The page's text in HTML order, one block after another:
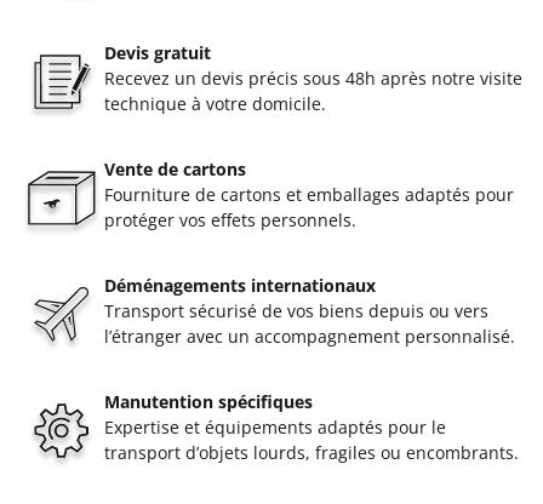
Devis gratuit
Recevez un devis précis sous 48h après notre visite
technique à votre domicile.
Vente de cartons
Fourniture de cartons et emballages adaptés pour
protéger vos effets personnels.
Déménagements internationaux
Transport sécurisé de vos biens depuis ou vers
l’étranger avec un accompagnement personnalisé.
Manutention spécifiques
Expertise et équipements adaptés pour le
transport d’objets lourds, fragiles ou encombrants.